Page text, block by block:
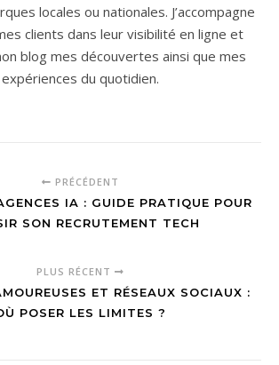
locales ou nationales. J’accompagne
clients dans leur visibilité en ligne et
blog mes découvertes ainsi que mes
expériences du quotidien.
PRÉCÉDENT
IA : GUIDE PRATIQUE POUR
SON RECRUTEMENT TECH
PLUS RÉCENT
ET RÉSEAUX SOCIAUX :
POSER LES LIMITES ?